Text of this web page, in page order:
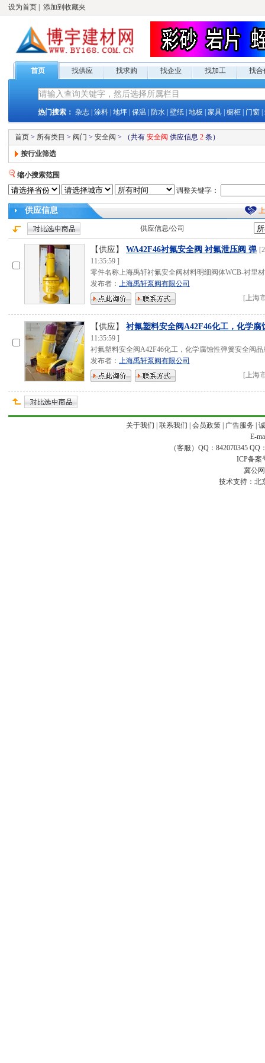
设为首页 添加到收藏夹
首页 找供应 找求购 找企业 找加工 找合
热门搜索： 杂志 涂料 地坪 保温 防水 壁纸 地板 家具 橱柜 门窗
首页 > 所有类目 > 阀门 > 安全阀 > （共有 安全阀 供应信息 2 条）
按行业筛选
缩小搜索范围
调整关键字：
供应信息
供应信息/公司
【供应】 WA42F46衬氟安全阀 衬氟泄压阀 弹 [
11:35:59 ]
零件名称上海禹轩衬氟安全阀材料明细阀体WCB-衬里
发布者： 上海禹轩泵阀有限公司
[上海
【供应】 衬氟塑料安全阀A42F46化工，化学腐
11:35:59 ]
衬氟塑料安全阀A42F46化工，化学腐蚀性弹簧安全阀品
发布者： 上海禹轩泵阀有限公司
[上海
关于我们 联系我们 会员政策| 广告服务
E-
（客服）QQ：842070345 QQ
ICP备案
冀公
技术支持： 北